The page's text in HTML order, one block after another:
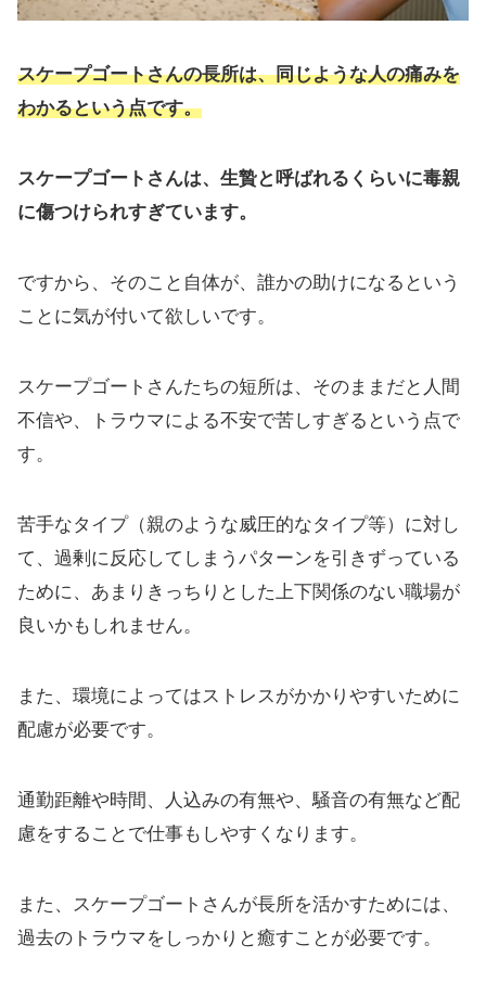
スケープゴートさんの長所は、同じような人の痛みを
わかるという点です。
スケープゴートさんは、生贄と呼ばれるくらいに毒親
に傷つけられすぎています。
ですから、そのこと自体が、誰かの助けになるという
ことに気が付いて欲しいです。
スケープゴートさんたちの短所は、そのままだと人間
不信や、トラウマによる不安で苦しすぎるという点で
す。
苦手なタイプ（親のような威圧的なタイプ等）に対し
て、過剰に反応してしまうパターンを引きずっている
ために、あまりきっちりとした上下関係のない職場が
良いかもしれません。
また、環境によってはストレスがかかりやすいために
配慮が必要です。
通勤距離や時間、人込みの有無や、騒音の有無など配
慮をすることで仕事もしやすくなります。
また、スケープゴートさんが長所を活かすためには、
過去のトラウマをしっかりと癒すことが必要です。